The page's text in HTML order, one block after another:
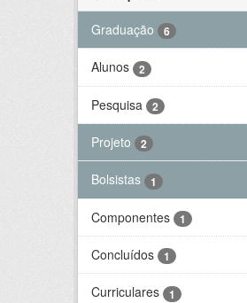
Graduação
6
Alunos 2
Pesquisa 2
Projeto 2
Bolsistas 1
Componentes 1
Concluídos 1
Curriculares 1